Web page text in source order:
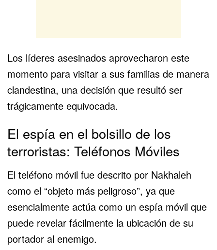
Los líderes asesinados aprovecharon este
momento para visitar a sus familias de manera
clandestina, una decisión que resultó ser
trágicamente equivocada.
El espía en el bolsillo de los
terroristas: Teléfonos Móviles
El teléfono móvil fue descrito por Nakhaleh
como el “objeto más peligroso”, ya que
esencialmente actúa como un espía móvil que
puede revelar fácilmente la ubicación de su
portador al enemigo.